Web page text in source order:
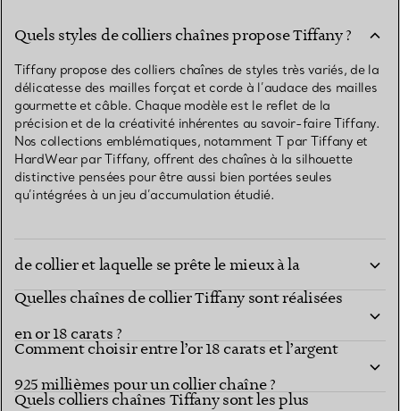
Quels styles de colliers chaînes propose Tiffany ?
Tiffany propose des colliers chaînes de styles très variés, de la
délicatesse des mailles forçat et corde à l’audace des mailles
gourmette et câble. Chaque modèle est le reflet de la
précision et de la créativité inhérentes au savoir-faire Tiffany.
Nos collections emblématiques, notamment T par Tiffany et
HardWear par Tiffany, offrent des chaînes à la silhouette
distinctive pensées pour être aussi bien portées seules
qu’intégrées à un jeu d’accumulation étudié.
de collier et laquelle se prête le mieux à la
superposition ?
Quelles chaînes de collier Tiffany sont réalisées
en or 18 carats ?
Comment choisir entre l’or 18 carats et l’argent
925 millièmes pour un collier chaîne ?
Quels colliers chaînes Tiffany sont les plus